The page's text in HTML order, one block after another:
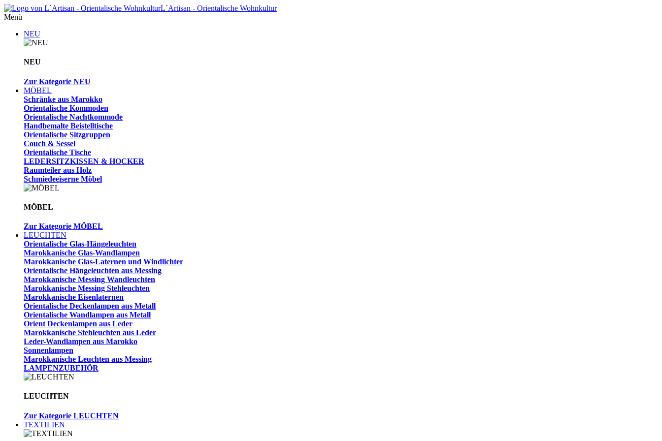
L´Artisan - Orientalische Wohnkultur
Menü
NEU
NEU
Zur Kategorie NEU
MÖBEL
Schränke aus Marokko
Orientalische Kommoden
Orientalische Nachtkommode
Handbemalte Beistelltische
Orientalische Sitzgruppen
Couch & Sessel
Orientalische Tische
LEDERSITZKISSEN & HOCKER
Raumteiler aus Holz
Schmiedeeiserne Möbel
MÖBEL
Zur Kategorie MÖBEL
LEUCHTEN
Orientalische Glas-Hängeleuchten
Marokkanische Glas-Wandlampen
Marokkanische Glas-Laternen und Windlichter
Orientalische Hängeleuchten aus Messing
Marokkanische Messing Wandleuchten
Marokkanische Messing Stehleuchten
Marokkanische Eisenlaternen
Orientalische Deckenlampen aus Metall
Orientalische Wandlampen aus Metall
Orient Deckenlampen aus Leder
Marokkanische Stehleuchten aus Leder
Leder-Wandlampen aus Marokko
Sonnenlampen
Marokkanische Leuchten aus Messing
LAMPENZUBEHÖR
LEUCHTEN
Zur Kategorie LEUCHTEN
TEXTILIEN